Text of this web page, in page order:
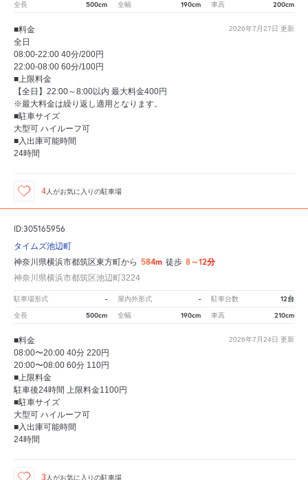
全長 500cm 全幅 190cm 車高 200cm
2026年7月27日 更新
■料金
全日
08:00-22:00 40分/200円
22:00-08:00 60分/100円
■上限料金
【全日】22:00～8:00以内 最大料金400円
※最大料金は繰り返し適用となります。
■駐車サイズ
大型可 ハイルーフ可
■入出庫可能時間
24時間
4人がお気に入りの駐車場
ID:305165956
タイムズ池辺町
神奈川県横浜市都筑区東方町から 584m 徒歩 8～12分
神奈川県横浜市都筑区池辺町3224
駐車場形式 - 屋内外形式 - 駐車台数 12台
全長 500cm 全幅 190cm 車高 210cm
2026年7月24日 更新
■料金
08:00〜20:00 40分 220円
20:00〜08:00 60分 110円
■上限料金
駐車後24時間 上限料金1100円
■駐車サイズ
大型可 ハイルーフ可
■入出庫可能時間
24時間
3人がお気に入りの駐車場